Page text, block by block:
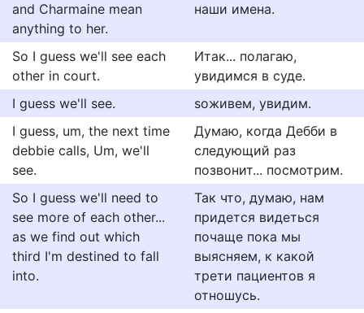
and Charmaine mean
anything to her.
наши имена.
So I guess we'll see each
other in court.
Итак... полагаю,
увидимся в суде.
I guess we'll see.
ѕоживем, увидим.
I guess, um, the next time
debbie calls, Um, we'll
see.
Думаю, когда Дебби в
следующий раз
позвонит... посмотрим.
So I guess we'll need to
see more of each other...
as we find out which
third I'm destined to fall
into.
Так что, думаю, нам
придется видеться
почаще пока мы
выясняем, к какой
трети пациентов я
отношусь.